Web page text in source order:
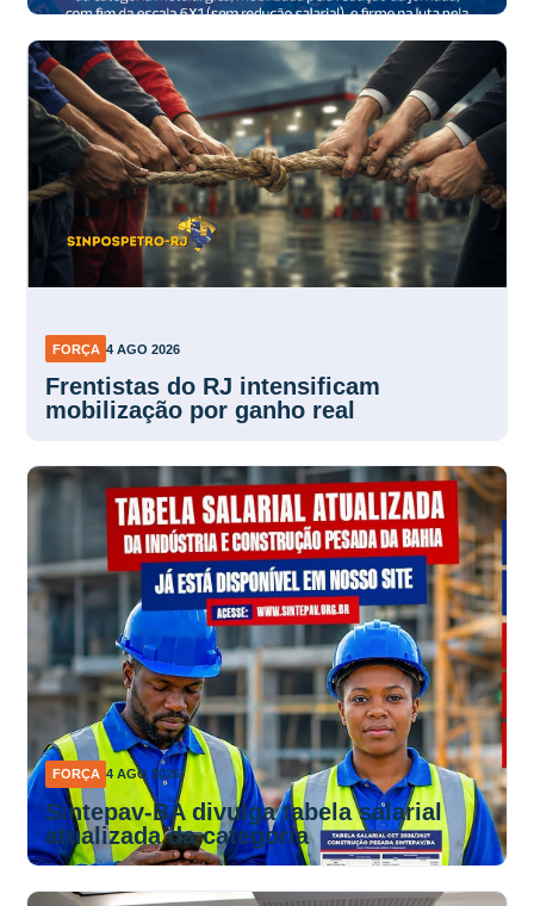
FORÇA 4 AGO 2026
Frentistas do RJ intensificam
mobilização por ganho real
FORÇA 4 AGO 2026
Sintepav-BA divulga tabela salarial
atualizada da categoria